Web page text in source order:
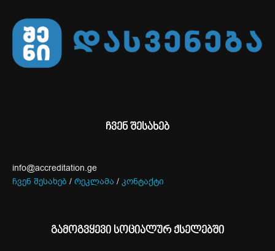
ჩვენ შესახებ
info@accreditation.ge
ჩვენ შესახებ / რეკლამა / კონტაქტი
გამოგვყევი სოციალურ ქსელებში